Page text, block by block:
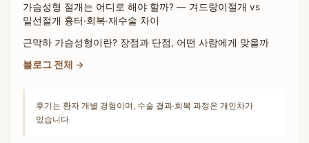
가슴성형 절개는 어디로 해야 할까? — 겨드랑이절개 vs
밑선절개 흉터·회복·재수술 차이
근막하 가슴성형이란? 장점과 단점, 어떤 사람에게 맞을까
블로그 전체 →
후기는 환자 개별 경험이며, 수술 결과·회복 과정은 개인차가
있습니다.